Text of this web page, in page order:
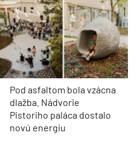
Pod asfaltom bola vzácna
dlažba. Nádvorie
Pistoriho paláca dostalo
novú energiu